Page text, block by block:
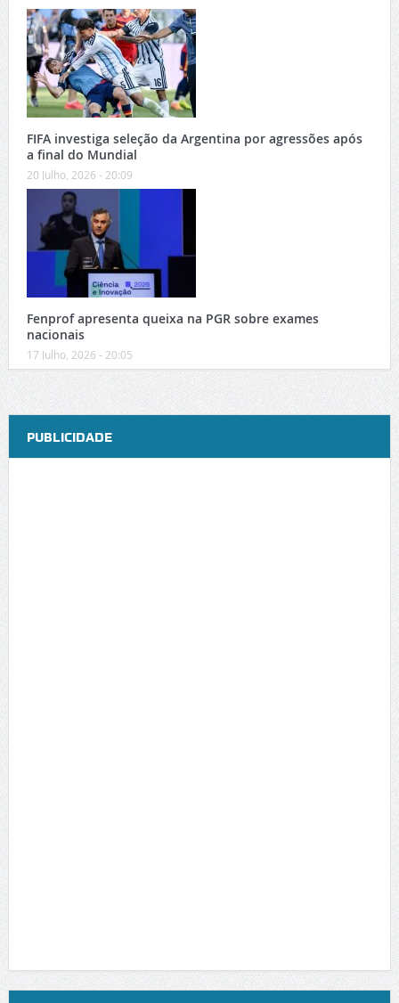
FIFA investiga seleção da Argentina por agressões após
a final do Mundial
20 Julho, 2026 - 20:09
Fenprof apresenta queixa na PGR sobre exames
nacionais
17 Julho, 2026 - 20:05
PUBLICIDADE